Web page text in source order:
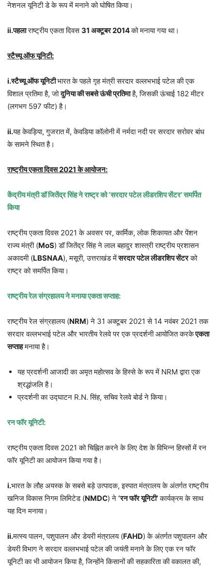
नेशनल यूनिटी डे के रूप में मनाने को घोषित किया।
ii.पहलाराष्ट्रीय एकता दिवस 31 अक्टूबर 2014को मनाया गया था।
स्टैच्यू ऑफ यूनिटी:
i.स्टैच्यू ऑफ यूनिटीभारत के पहले गृह मंत्री सरदार वल्लभभाई पटेल की एक
विशाल प्रतिमा है, जोदुनिया की सबसे ऊंची प्रतिमाहै, जिसकी ऊंचाई 182 मीटर
(लगभग 597 फीट) है।
ii.यह केवड़िया, गुजरात में, केवडिया कॉलोनी में नर्मदा नदी पर सरदार सरोवर बांध
के सामने स्थित है।
राष्ट्रीय एकता दिवस 2021 के आयोजन:
केंद्रीय मंत्री डॉ जितेंद्र सिंह ने राष्ट्र को ‘सरदार पटेल लीडरशिप सेंटर’ समर्पित
किया
राष्ट्रीय एकता दिवस 2021 के अवसर पर, कार्मिक, लोक शिकायत और पेंशन
राज्य मंत्री (MoS) डॉ जितेंद्र सिंह ने लाल बहादुर शास्त्री राष्ट्रीय प्रशासन
अकादमी (LBSNAA), मसूरी, उत्तराखंड मेंसरदार पटेल लीडरशिप सेंटरको
राष्ट्र को समर्पित किया।
राष्ट्रीय रेल संग्रहालय ने मनाया एकता सप्ताह:
राष्ट्रीय रेल संग्रहालय (NRM) ने 31 अक्टूबर 2021 से 14 नवंबर 2021 तक
सरदार वल्लभभाई पटेल और भारतीय रेलवे पर एक प्रदर्शनी आयोजित करकेएकता
सप्ताहमनाया है।
यह प्रदर्शनी आजादी का अमृत महोत्सव के हिस्से के रूप में NRM द्वारा एक
श्रद्धांजलि है।
प्रदर्शनी का उद्घाटन R.N. सिंह, सचिव रेलवे बोर्ड ने किया।
रन फॉर यूनिटी:
राष्ट्रीय एकता दिवस 2021 को चिह्नित करने के लिए देश के विभिन्न हिस्सों में रन
फॉर यूनिटी का आयोजन किया गया है।
i.भारत के लौह अयस्क के सबसे बड़े उत्पादक, इस्पात मंत्रालय के अंतर्गत राष्ट्रीय
खनिज विकास निगम लिमिटेड (NMDC) ने ‘रन फॉर यूनिटी’कार्यक्रम के साथ
यह दिन मनाया।
ii.मत्स्य पालन, पशुपालन और डेयरी मंत्रालय (FAHD) के अंतर्गत पशुपालन और
डेयरी विभाग ने सरदार वल्लभभाई पटेल की जयंती मनाने के लिए एक रन फॉर
यूनिटी का भी आयोजन किया है, जिन्होंने किसानों की सहकारिता की वकालत की,